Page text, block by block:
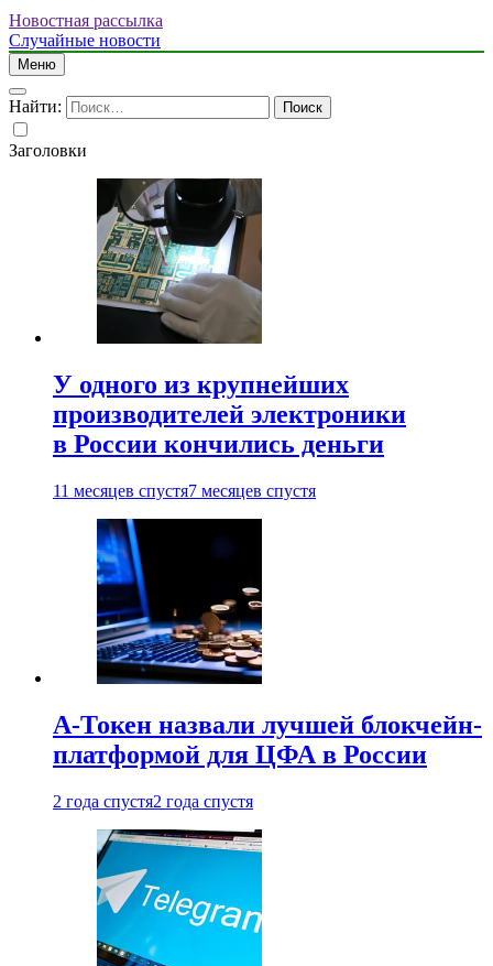
Новостная рассылка
Случайные новости
Меню
Найти:
Заголовки
У одного из крупнейших
производителей электроники
в России кончились деньги
11 месяцев спустя7 месяцев спустя
А-Токен назвали лучшей блокчейн-
платформой для ЦФА в России
2 года спустя2 года спустя